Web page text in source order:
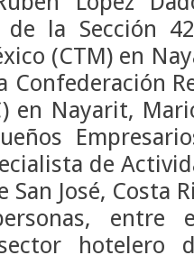
de la Sección
(CTM) en
Confederación
en Nayarit,
de
José, Costa
entre
hotelero